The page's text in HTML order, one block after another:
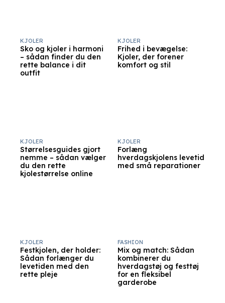
Sko og kjoler i harmoni
– sådan finder du den
rette balance i dit
outfit
KJOLER
Frihed i bevægelse:
Kjoler, der forener
komfort og stil
KJOLER
Størrelsesguides gjort
nemme – sådan vælger
du den rette
kjolestørrelse online
KJOLER
Forlæng
hverdagskjolens levetid
med små reparationer
KJOLER
Festkjolen, der holder:
Sådan forlænger du
levetiden med den
rette pleje
KJOLER
Mix og match: Sådan
kombinerer du
hverdagstøj og festtøj
for en fleksibel
garderobe
FASHION